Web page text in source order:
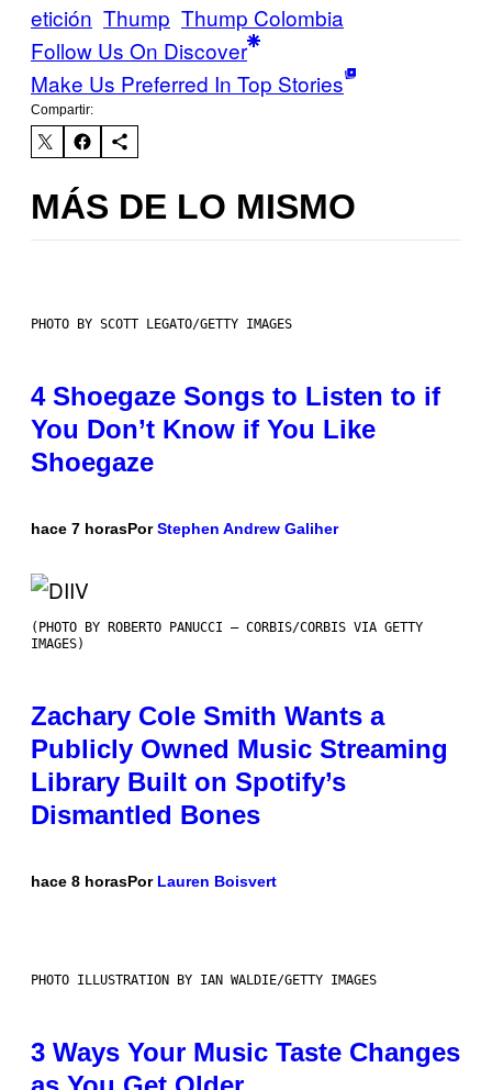
etición Thump Thump Colombia
Follow Us On Discover
Make Us Preferred In Top Stories
Compartir:
MÁS DE LO MISMO
PHOTO BY SCOTT LEGATO/GETTY IMAGES
4 Shoegaze Songs to Listen to if
You Don’t Know if You Like
Shoegaze
hace 7 horasPorStephen Andrew Galiher
(PHOTO BY ROBERTO PANUCCI – CORBIS/CORBIS VIA GETTY
IMAGES)
Zachary Cole Smith Wants a
Publicly Owned Music Streaming
Library Built on Spotify’s
Dismantled Bones
hace 8 horasPor Lauren Boisvert
PHOTO ILLUSTRATION BY IAN WALDIE/GETTY IMAGES
3 Ways Your Music Taste Changes